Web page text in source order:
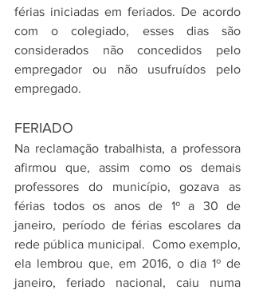
férias iniciadas em feriados. De acordo
com o colegiado, esses dias são
considerados não concedidos pelo
empregador ou não usufruídos pelo
empregado.
FERIADO
Na reclamação trabalhista, a professora
afirmou que, assim como os demais
professores do município, gozava as
férias todos os anos de 1º a 30 de
janeiro, período de férias escolares da
rede pública municipal.  Como exemplo,
ela lembrou que, em 2016, o dia 1º de
janeiro, feriado nacional, caiu numa